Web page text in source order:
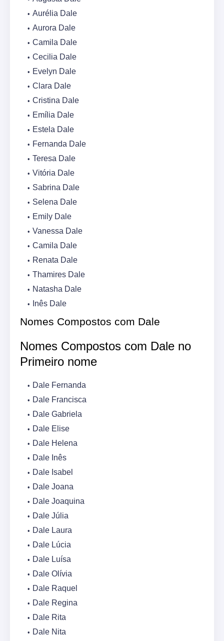
Aurélia Dale
Aurora Dale
Camila Dale
Cecilia Dale
Evelyn Dale
Clara Dale
Cristina Dale
Emília Dale
Estela Dale
Fernanda Dale
Teresa Dale
Vitória Dale
Sabrina Dale
Selena Dale
Emily Dale
Vanessa Dale
Camila Dale
Renata Dale
Thamires Dale
Natasha Dale
Inês Dale
Nomes Compostos com Dale
Nomes Compostos com Dale no
Primeiro nome
Dale Fernanda
Dale Francisca
Dale Gabriela
Dale Elise
Dale Helena
Dale Inês
Dale Isabel
Dale Joana
Dale Joaquina
Dale Júlia
Dale Laura
Dale Lúcia
Dale Luísa
Dale Olívia
Dale Raquel
Dale Regina
Dale Rita
Dale Nita